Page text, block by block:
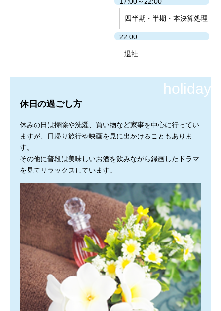
四半期・半期・本決算処理
22:00
退社
休日の過ごし方
休みの日は掃除や洗濯、買い物など家事を中心に行ってい
ますが、日帰り旅行や映画を見に出かけることもありま
す。
その他に普段は美味しいお酒を飲みながら録画したドラマ
を見てリラックスしています。